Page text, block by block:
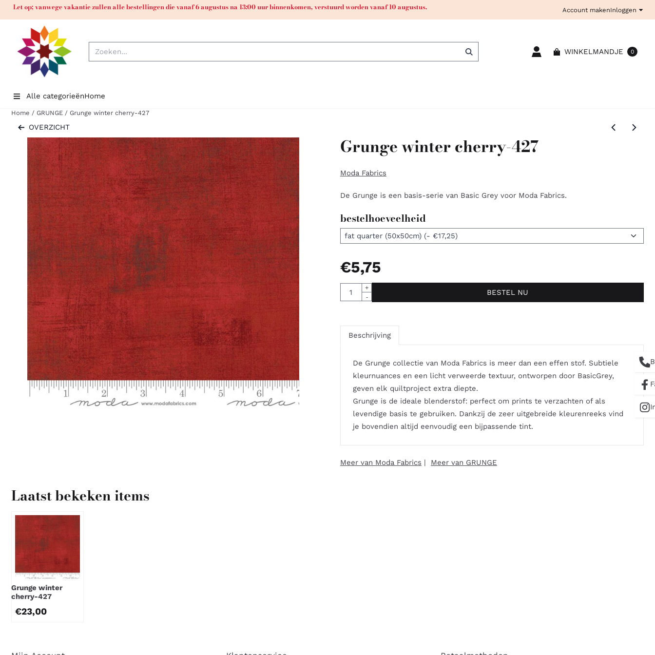
Cookievoorkeuren zijn momenteel gesloten.
Let op; vanwege vakantie zullen alle bestellingen die vanaf 6 augustus na 13:00 uur binnenkomen, verstuurd worden vanaf 10 augustus. Account makenInloggen
Zoeken
WINKELMANDJE 0
Alle categorieënHome
Home / GRUNGE / Grunge winter cherry-427
OVERZICHT
Grunge winter cherry-427
Moda Fabrics
De Grunge is een basis-serie van Basic Grey voor Moda Fabrics.
bestelhoeveelheid
€5,75
Aantal
+
-
BESTEL NU
Beschrijving
De Grunge collectie van Moda Fabrics is meer dan een effen stof. Subtiele
kleurnuances en een licht verweerde textuur, ontworpen door BasicGrey,
geven elk quiltproject extra diepte.
Grunge is de ideale blenderstof: perfect om prints te verzachten of als
levendige basis te gebruiken. Dankzij de zeer uitgebreide kleurenreeks vind
je bovendien altijd eenvoudig een bijpassende tint.
Meer van Moda Fabrics | Meer van GRUNGE
Laatst bekeken items
Grunge winter
cherry-427
€23,00